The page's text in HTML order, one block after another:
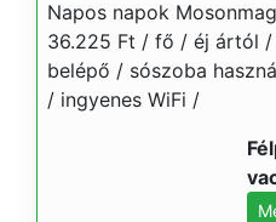
Napos napok
36.225 Ft / fő / éj ártól
belépő / sószoba
/ ingyenes WiFi /